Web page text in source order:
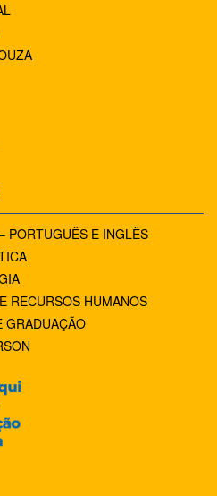
PORTUGUÊS E INGLÊS
RECURSOS HUMANOS
GRADUAÇÃO